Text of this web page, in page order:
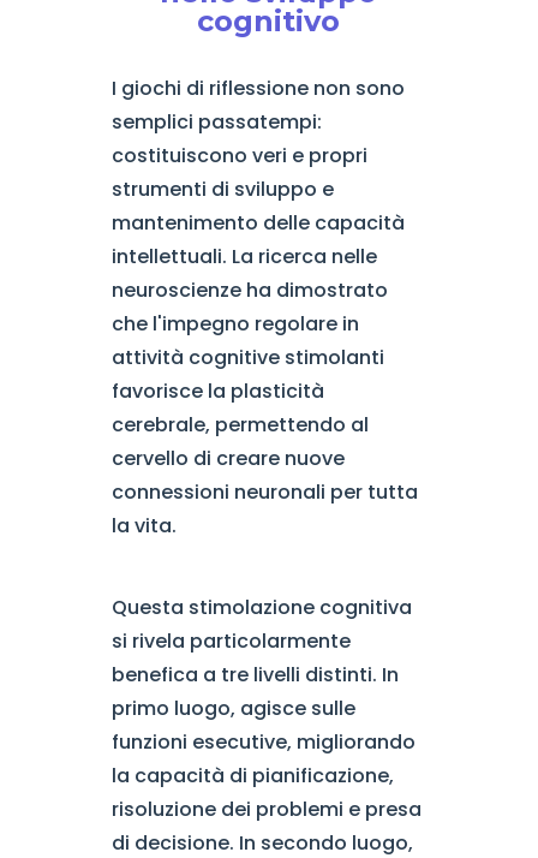
cognitivo
I giochi di riflessione non sono
semplici passatempi:
costituiscono veri e propri
strumenti di sviluppo e
mantenimento delle capacità
intellettuali. La ricerca nelle
neuroscienze ha dimostrato
che l'impegno regolare in
attività cognitive stimolanti
favorisce la plasticità
cerebrale, permettendo al
cervello di creare nuove
connessioni neuronali per tutta
la vita.
Questa stimolazione cognitiva
si rivela particolarmente
benefica a tre livelli distinti. In
primo luogo, agisce sulle
funzioni esecutive, migliorando
la capacità di pianificazione,
risoluzione dei problemi e presa
di decisione. In secondo luogo,